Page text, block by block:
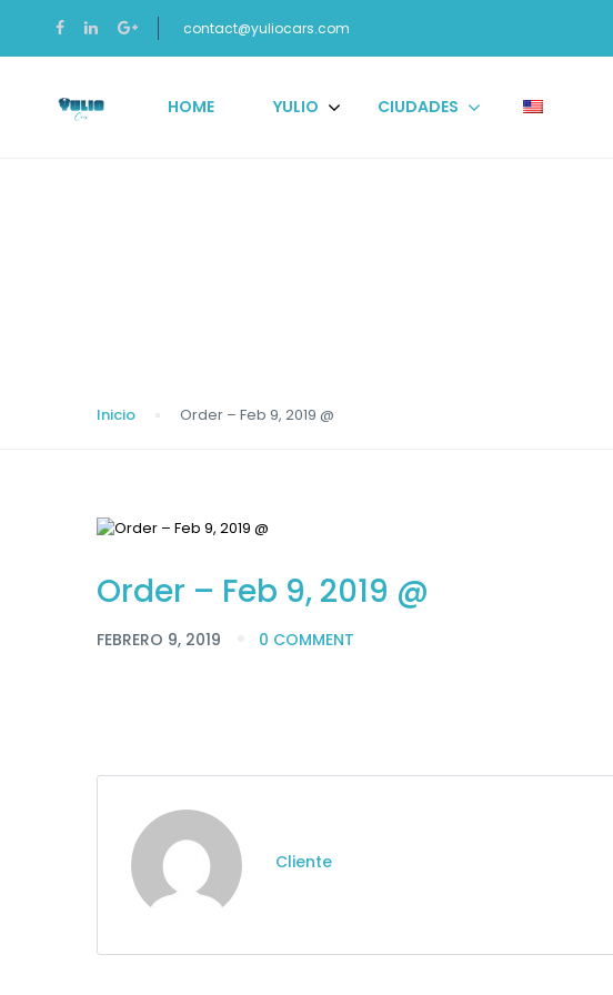
contact@yuliocars.com
HOME YULIO CIUDADES
Inicio Order – Feb 9, 2019 @
Order – Feb 9, 2019 @
FEBRERO 9, 2019 0 COMMENT
Cliente